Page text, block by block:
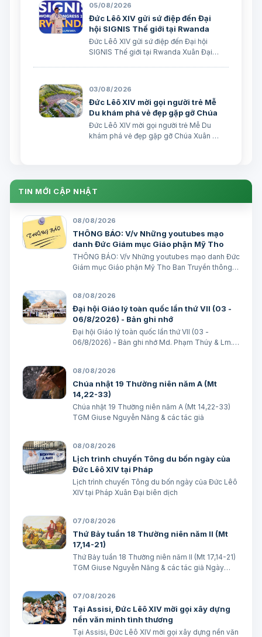
05/08/2026
Đức Lêô XIV gửi sứ điệp đến Đại
hội SIGNIS Thế giới tại Rwanda
Đức Lêô XIV gửi sứ điệp đến Đại hội
SIGNIS Thế giới tại Rwanda Xuân Đại
Cha Lêô XIV kêu gọi những người làm
truyền thông C…
03/08/2026
Đức Lêô XIV mời gọi người trẻ Mễ
Du khám phá vẻ đẹp gặp gỡ Chúa
Đức Lêô XIV mời gọi người trẻ Mễ Du
khám phá vẻ đẹp gặp gỡ Chúa Xuân Đại
do Đức Hồng y Quốc vụ khanh Tòa
Thánh …
TIN MỚI CẬP NHẬT
08/08/2026
THÔNG BÁO: V/v Những youtubes mạo
danh Đức Giám mục Giáo phận Mỹ Tho
THÔNG BÁO: V/v Những youtubes mạo danh Đức
Giám mục Giáo phận Mỹ Tho Ban Truyền thông
Những youtubes mạo danh Đức Giám mục Giáo
phận Mỹ Tho Những…
08/08/2026
Đại hội Giáo lý toàn quốc lần thứ VII (03 -
06/8/2026) - Bản ghi nhớ
Đại hội Giáo lý toàn quốc lần thứ VII (03 -
06/8/2026) - Bản ghi nhớ Md. Phạm Thúy & Lm.
08/08/2026
Chúa nhật 19 Thường niên năm A (Mt
14,22-33)
Chúa nhật 19 Thường niên năm A (Mt 14,22-33)
TGM Giuse Nguyễn Năng & các tác giả
08/08/2026
Lịch trình chuyến Tông du bốn ngày của
Đức Lêô XIV tại Pháp
Lịch trình chuyến Tông du bốn ngày của Đức Lêô
XIV tại Pháp Xuân Đại biên dịch
07/08/2026
Thứ Bảy tuần 18 Thường niên năm II (Mt
17,14-21)
Thứ Bảy tuần 18 Thường niên năm II (Mt 17,14-21)
TGM Giuse Nguyễn Năng & các tác giả Ngày
(Mt 17,16) BÀI ĐỌC I (năm II): Kb 1, 12…
07/08/2026
Tại Assisi, Đức Lêô XIV mời gọi xây dựng
nền văn minh tình thương
Tại Assisi, Đức Lêô XIV mời gọi xây dựng nền văn